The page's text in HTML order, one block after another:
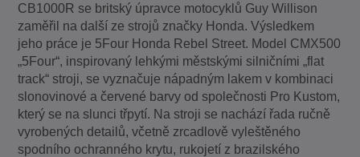
CB1000R se britský úpravce motocyklů Guy Willison
zaměřil na další ze strojů značky Honda. Výsledkem
jeho práce je 5Four Honda Rebel Street. Model CMX500
„5Four“, inspirovaný lehkými městskými silničními „flat
track“ stroji, se vyznačuje nápadným lakem v kombinaci
slonovinové a červené barvy od společnosti Pro Kustom,
který se na slunci třpytí. Na stroji se nachází řada ručně
vyrobených detailů, včetně zrcadlově vyleštěného
spodního ochranného krytu, rukojetí z brazilského